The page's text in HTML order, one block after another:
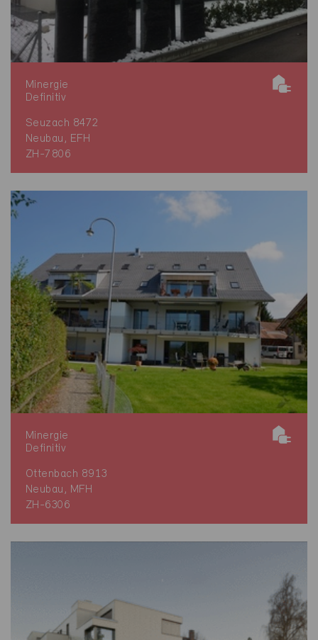
Minergie
Definitiv
Seuzach 8472
Neubau, EFH
ZH-7806
Minergie
Definitiv
Ottenbach 8913
Neubau, MFH
ZH-6306